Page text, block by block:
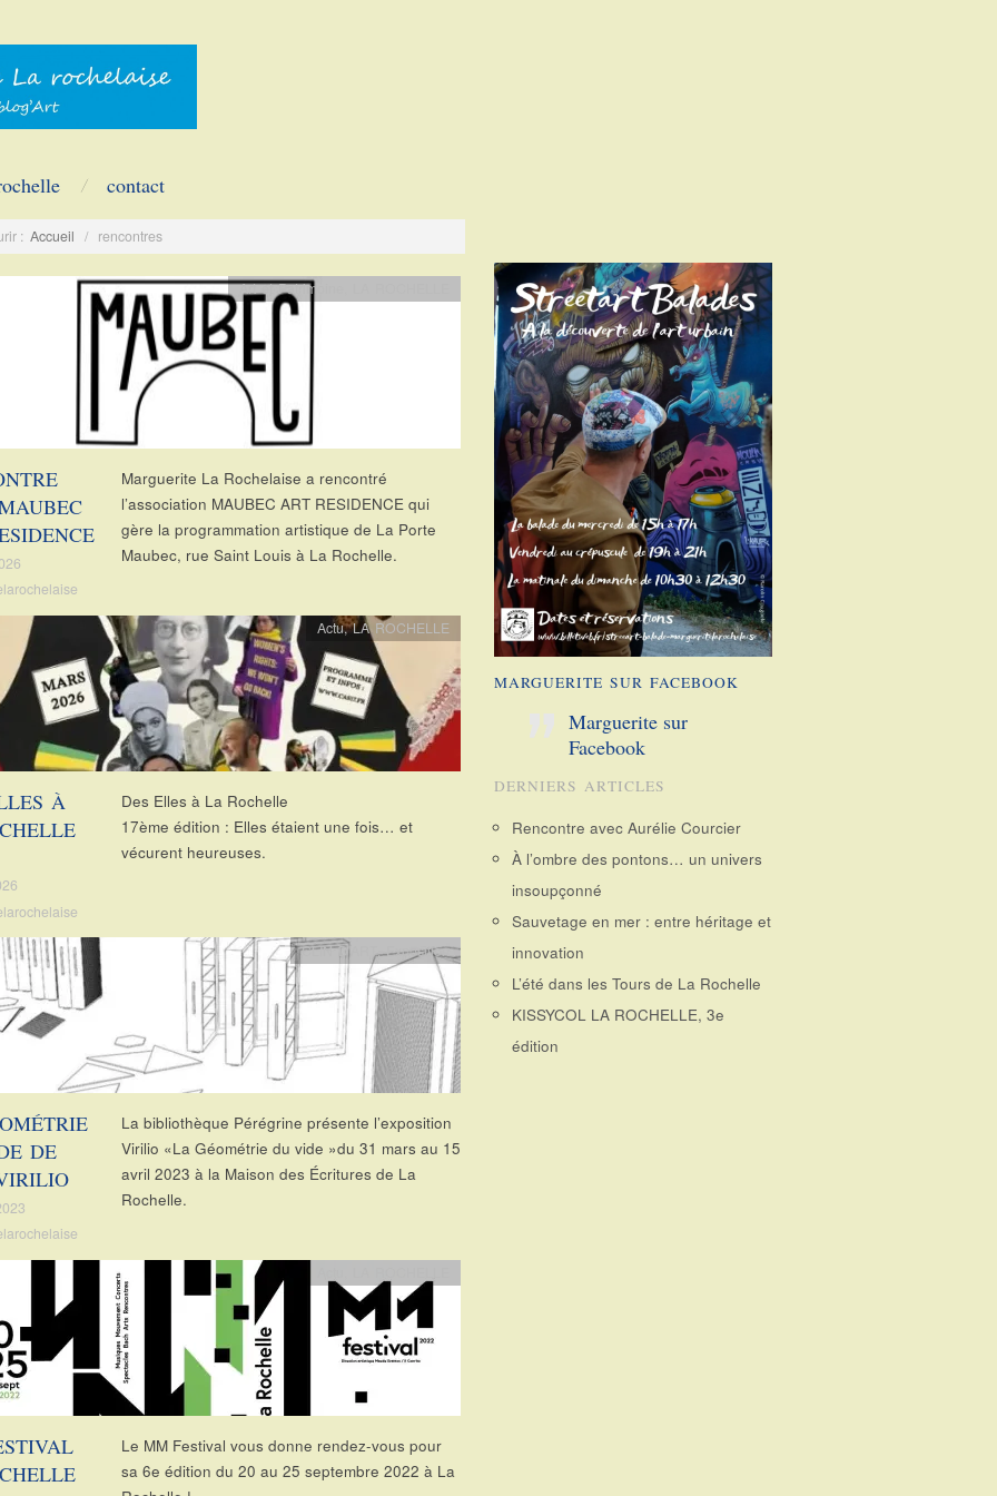
contact
: Accueil / rencontres
Art et Patrimoine
Marguerite La Rochelaise a rencontré
l’association MAUBEC ART RESIDENCE qui
gère la programmation artistique de La Porte
Maubec, rue Saint Louis à La Rochelle.
À
Actu,LA ROCHELLE
Des Elles à La Rochelle
17ème édition : Elles étaient une fois… et
vécurent heureuses.
DE
CLIN D'ART ,Exposition
La bibliothèque Pérégrine présente l’exposition
Virilio «La Géométrie du vide »du 31 mars au 15
avril 2023 à la Maison des Écritures de La
Rochelle.
Le MM Festival vous donne rendez-vous pour
sa 6e édition du 20 au 25 septembre 2022 à La
MARGUERITE SUR FACEBOOK
Marguerite sur
Facebook
DERNIERS ARTICLES
Rencontre avec Aurélie Courcier
À l’ombre des pontons… un univers
insoupçonné
Sauvetage en mer : entre héritage et
innovation
L’été dans les Tours de La Rochelle
KISSYCOL LA ROCHELLE, 3e
édition